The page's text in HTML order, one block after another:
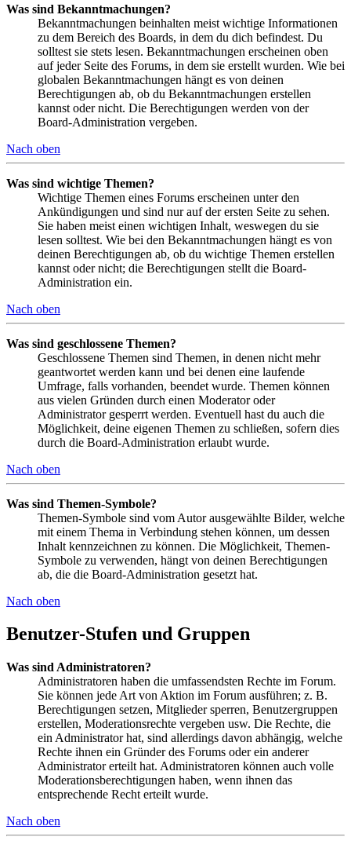
Was sind Bekanntmachungen?
Bekanntmachungen beinhalten meist wichtige Informationen
zu dem Bereich des Boards, in dem du dich befindest. Du
solltest sie stets lesen. Bekanntmachungen erscheinen oben
auf jeder Seite des Forums, in dem sie erstellt wurden. Wie bei
globalen Bekanntmachungen hängt es von deinen
Berechtigungen ab, ob du Bekanntmachungen erstellen
kannst oder nicht. Die Berechtigungen werden von der
Board-Administration vergeben.
Nach oben
Was sind wichtige Themen?
Wichtige Themen eines Forums erscheinen unter den
Ankündigungen und sind nur auf der ersten Seite zu sehen.
Sie haben meist einen wichtigen Inhalt, weswegen du sie
lesen solltest. Wie bei den Bekanntmachungen hängt es von
deinen Berechtigungen ab, ob du wichtige Themen erstellen
kannst oder nicht; die Berechtigungen stellt die Board-
Administration ein.
Nach oben
Was sind geschlossene Themen?
Geschlossene Themen sind Themen, in denen nicht mehr
geantwortet werden kann und bei denen eine laufende
Umfrage, falls vorhanden, beendet wurde. Themen können
aus vielen Gründen durch einen Moderator oder
Administrator gesperrt werden. Eventuell hast du auch die
Möglichkeit, deine eigenen Themen zu schließen, sofern dies
durch die Board-Administration erlaubt wurde.
Nach oben
Was sind Themen-Symbole?
Themen-Symbole sind vom Autor ausgewählte Bilder, welche
mit einem Thema in Verbindung stehen können, um dessen
Inhalt kennzeichnen zu können. Die Möglichkeit, Themen-
Symbole zu verwenden, hängt von deinen Berechtigungen
ab, die die Board-Administration gesetzt hat.
Nach oben
Benutzer-Stufen und Gruppen
Was sind Administratoren?
Administratoren haben die umfassendsten Rechte im Forum.
Sie können jede Art von Aktion im Forum ausführen; z. B.
Berechtigungen setzen, Mitglieder sperren, Benutzergruppen
erstellen, Moderationsrechte vergeben usw. Die Rechte, die
ein Administrator hat, sind allerdings davon abhängig, welche
Rechte ihnen ein Gründer des Forums oder ein anderer
Administrator erteilt hat. Administratoren können auch volle
Moderationsberechtigungen haben, wenn ihnen das
entsprechende Recht erteilt wurde.
Nach oben